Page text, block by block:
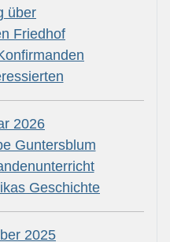
über
Friedhof
2026
Guntersblum
Geschichte
2025